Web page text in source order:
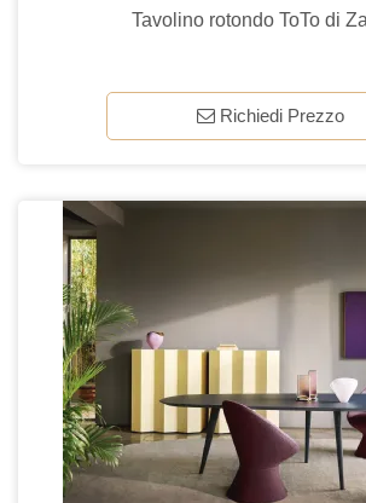
Tavolino rotondo ToTo di
Richiedi Prezzo